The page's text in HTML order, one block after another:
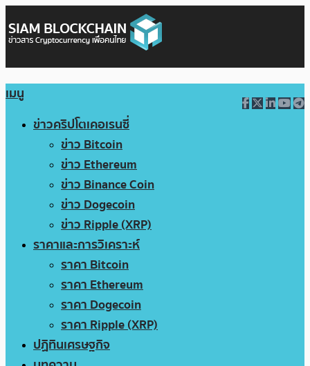
เมนู
ข่าวคริปโตเคอเรนซี่
ข่าว Bitcoin
ข่าว Ethereum
ข่าว Binance Coin
ข่าว Dogecoin
ข่าว Ripple (XRP)
ราคาและการวิเคราะห์
ราคา Bitcoin
ราคา Ethereum
ราคา Dogecoin
ราคา Ripple (XRP)
ปฏิทินเศรษฐกิจ